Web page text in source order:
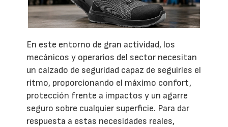
En este entorno de gran actividad, los
mecánicos y operarios del sector necesitan
un calzado de seguridad capaz de seguirles el
ritmo, proporcionando el máximo confort,
protección frente a impactos y un agarre
seguro sobre cualquier superficie. Para dar
respuesta a estas necesidades reales,